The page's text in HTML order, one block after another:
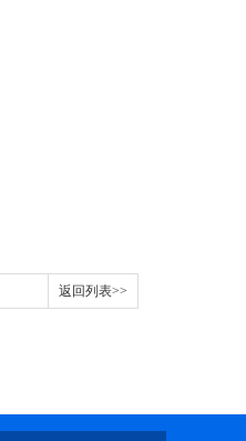
返回列表>>